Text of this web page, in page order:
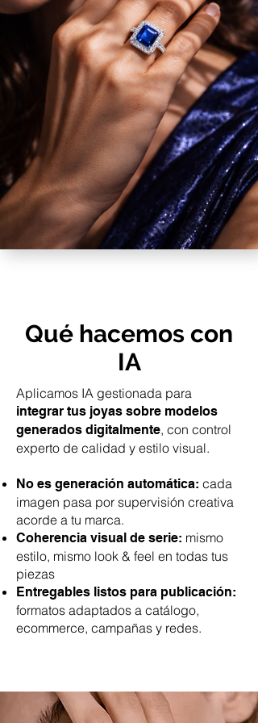
Qué hacemos con
IA
Aplicamos IA gestionada para
integrar tus joyas sobre modelos
generados digitalmente, con control
experto de calidad y estilo visual.
No es generación automática: cada
imagen pasa por supervisión creativa
acorde a tu marca.
Coherencia visual de serie: mismo
estilo, mismo look & feel en todas tus
piezas
Entregables listos para publicación:
formatos adaptados a catálogo,
ecommerce, campañas y redes.